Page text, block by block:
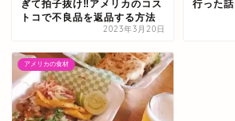
ぎて拍子抜け‼アメリカのコス
トコで不良品を返品する方法
2023年3月20日
行った話
アメリカの食材